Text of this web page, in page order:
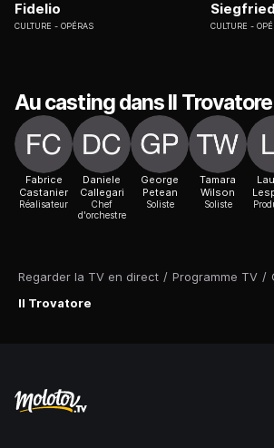
Regarder la TV en direct / Programme TV /
Il Trovatore
Fidelio
CULTURE OPÉRAS
Siegfried
CULTURE
Au casting dans Il Trovatore
Fabrice
Castanier
Réalisateur
Daniele
Callegari
Chef
d'orchestre
George
Petean
Soliste
Tamara
Wilson
Soliste